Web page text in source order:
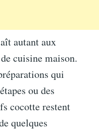
autant aux
cuisine maison.
qui
ou des
cocotte restent
quelques